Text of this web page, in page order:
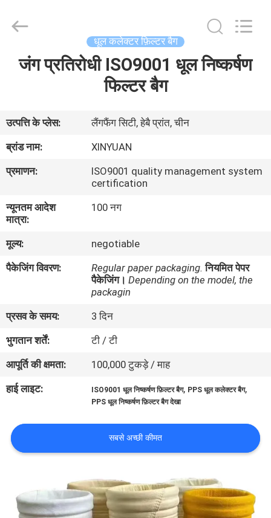
हमारे
बारे
कारखाना
भ्रमण
नियंत्रण
संपर्क
करें
उद्धरण
की
करे
manufacturing
Reserved.
धूल कलेक्टर फ़िल्टर बैग
जंग प्रतिरोधी ISO9001 धूल निष्कर्षण
फिल्टर बैग
उत्पत्ति के प्लेस:
लैंगफैंग सिटी, हेबै प्रांत, चीन
ब्रांड नाम:
XINYUAN
प्रमाणन:
ISO9001 quality management system
certification
न्यूनतम आदेश
मात्रा:
100 नग
मूल्य:
negotiable
पैकेजिंग विवरण:
Regular paper packaging. नियमित पेपर
पैकेजिंग। Depending on the model, the
packagin
प्रसव के समय:
3 दिन
भुगतान शर्तें:
टी / टी
आपूर्ति की क्षमता:
100,000 टुकड़े / माह
हाई लाइट:
ISO9001 धूल निष्कर्षण फ़िल्टर बैग, PPS धूल कलेक्टर बैग,
PPS धूल निष्कर्षण फ़िल्टर बैग देखा
सबसे अच्छी कीमत